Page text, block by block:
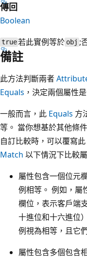
傳回
Boolean
true若此實例等於 obj ;
備註
此方法判斷兩者
Equals ，決定兩個屬性
一般而言，此 Equals 方
等。 當你想基於其他條
自訂比較時，可以覆寫此
Match 以下情況下比較
屬性包含一個位元
例相等。 例如，屬
欄位，表示客戶端
十進位和十六進位
例視為相等，且它
屬性包含多個包含